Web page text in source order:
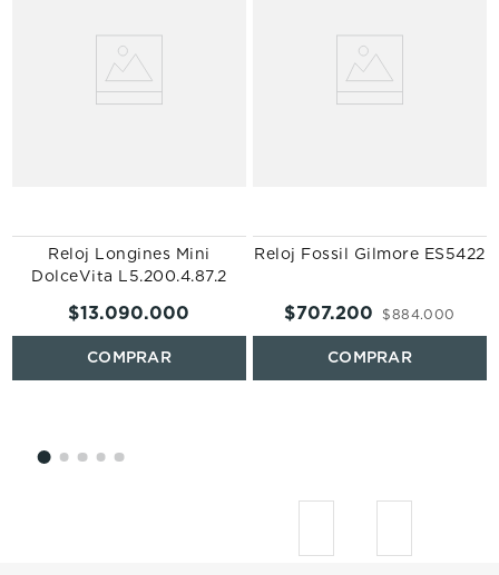
Reloj Longines Mini
DolceVita L5.200.4.87.2
$13.090.000
Reloj Fossil Gilmore ES5422
$884.000
$707.200